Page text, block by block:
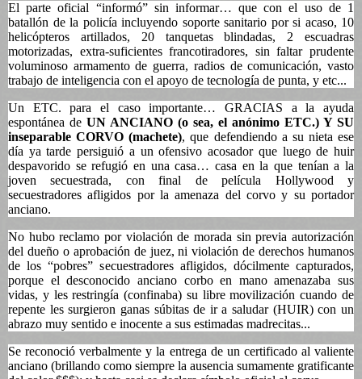
El parte oficial “informó” sin informar… que con el uso de 1
batallón de la policía incluyendo soporte sanitario por si acaso, 10
helicópteros artillados, 20 tanquetas blindadas, 2 escuadras
motorizadas, extra-suficientes francotiradores, sin faltar prudente
voluminoso armamento de guerra, radios de comunicación, vasto
trabajo de inteligencia con el apoyo de tecnología de punta, y etc...
Un ETC. para el caso importante… GRACIAS a la ayuda
espontánea de UN ANCIANO (o sea, el anónimo ETC.) Y SU
inseparable CORVO (machete), que defendiendo a su nieta ese
día ya tarde persiguió a un ofensivo acosador que luego de huir
despavorido se refugió en una casa… casa en la que tenían a la
joven secuestrada, con final de película Hollywood y
secuestradores afligidos por la amenaza del corvo y su portador
anciano.
No hubo reclamo por violación de morada sin previa autorización
del dueño o aprobación de juez, ni violación de derechos humanos
de los “pobres” secuestradores afligidos, dócilmente capturados,
porque el desconocido anciano corbo en mano amenazaba sus
vidas, y les restringía (confinaba) su libre movilización cuando de
repente les surgieron ganas súbitas de ir a saludar (HUIR) con un
abrazo muy sentido e inocente a sus estimadas madrecitas...
Se reconoció verbalmente y la entrega de un certificado al valiente
anciano (brillando como siempre la ausencia sumamente gratificante